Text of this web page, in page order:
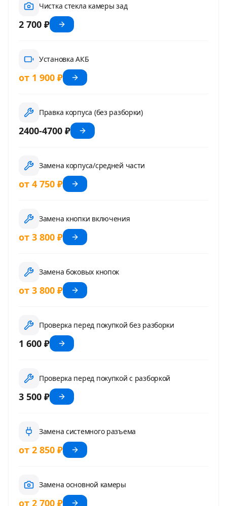
Чистка стекла камеры зад
2 700 ₽
Установка АКБ
от 1 900 ₽
Правка корпуса (без разборки)
2400-4700 ₽
Замена корпуса/средней части
от 4 750 ₽
Замена кнопки включения
от 3 800 ₽
Замена боковых кнопок
от 3 800 ₽
Проверка перед покупкой без разборки
1 600 ₽
Проверка перед покупкой с разборкой
3 500 ₽
Замена системного разъема
от 2 850 ₽
Замена основной камеры
от 2 700 ₽